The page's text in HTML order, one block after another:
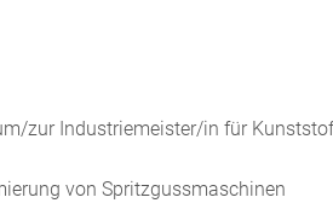
zur Industriemeister/in für
von Spritzgussmaschinen